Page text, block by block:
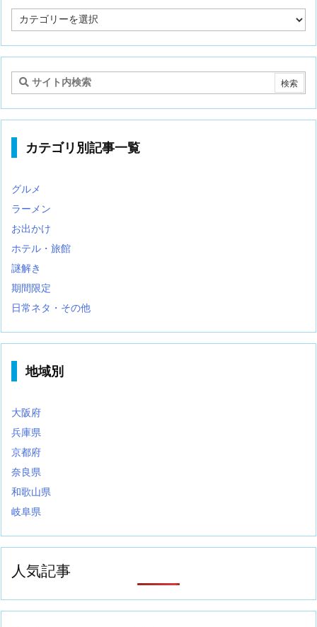
事
テ
リ
カテゴリ別記事一覧
グルメ
ラーメン
お出かけ
ホテル・旅館
謎解き
期間限定
日常ネタ・その他
地域別
大阪府
兵庫県
京都府
奈良県
和歌山県
岐阜県
人気記事